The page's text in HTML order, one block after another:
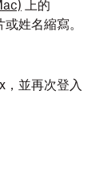
上的
姓名縮寫。
並再次登入